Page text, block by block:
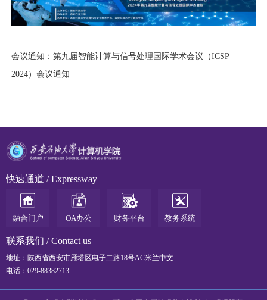
会议通知： 第九届智能计算与信号处理国际学术会议（ICSP
2024）会议通知
快速通道 / Expressway
融合门户 OA办公 财务平台 教务系统
联系我们 / Contact us
地址：陕西省西安市雁塔区电子二路18号AC米兰中文
电话：029-88382713